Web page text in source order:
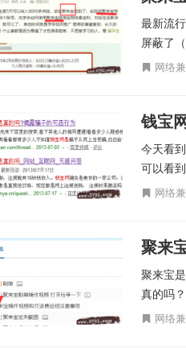
最新流
屏蔽了
网络
钱宝
今天看
可以看
网络
聚来
聚来宝
真的吗
网络